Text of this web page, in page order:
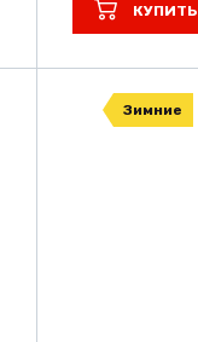
КУПИТЬ
Зимние